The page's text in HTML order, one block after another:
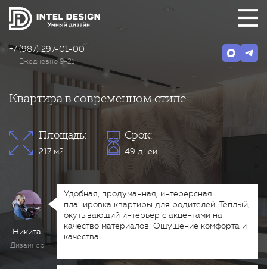
+7 (987) 297-01-00
Ежедневно 9-21
Квартира в современном стиле
Площадь:
217 м2
Срок:
49 дней
Никита
Дизайнер
Удобная, продуманная, интерерсная
планировка квартиры для родителей. Теплый,
окутывающий интерьер с акцентами на
качество материалов. Ощущение комфорта и
качества.